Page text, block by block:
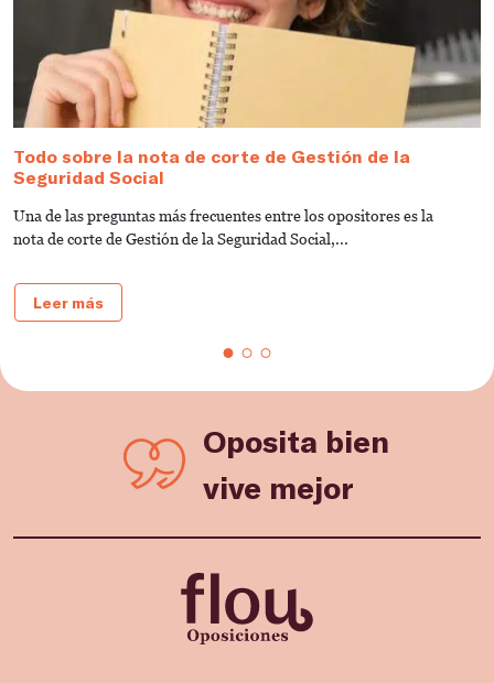
Todo sobre la nota de corte de Gestión de la
Seguridad Social
Una de las preguntas más frecuentes entre los opositores es la
nota de corte de Gestión de la Seguridad Social,...
Leer más
Oposita bien
vive mejor